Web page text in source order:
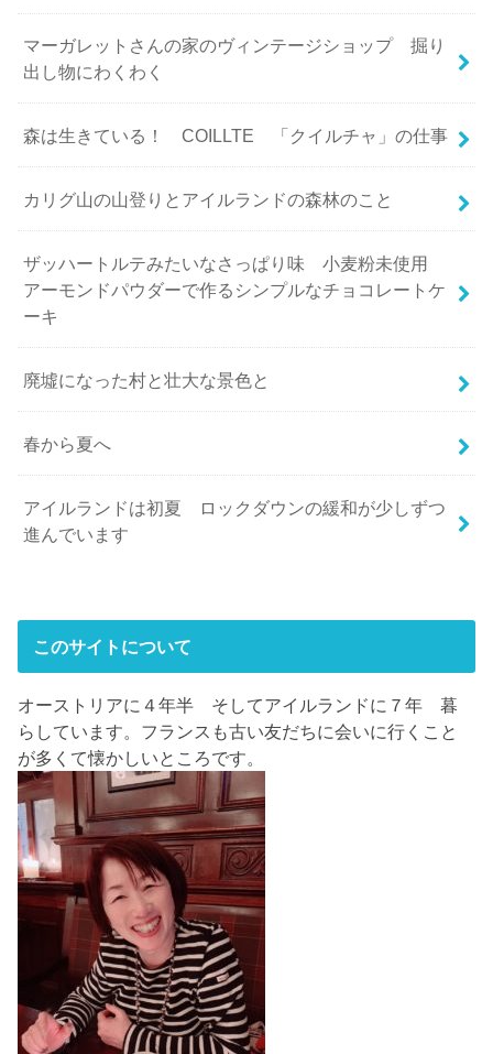
マーガレットさんの家のヴィンテージショップ 掘り
出し物にわくわく
森は生きている！ COILLTE 「クイルチャ」の仕事
カリグ山の山登りとアイルランドの森林のこと
ザッハートルテみたいなさっぱり味 小麦粉未使用
アーモンドパウダーで作るシンプルなチョコレートケ
ーキ
廃墟になった村と壮大な景色と
春から夏へ
アイルランドは初夏 ロックダウンの緩和が少しずつ
進んでいます
このサイトについて
オーストリアに４年半 そしてアイルランドに７年 暮
らしています。フランスも古い友だちに会いに行くこと
が多くて懐かしいところです。